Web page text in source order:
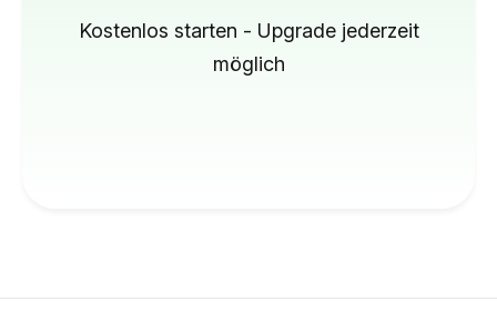
Kostenlos starten - Upgrade jederzeit
möglich